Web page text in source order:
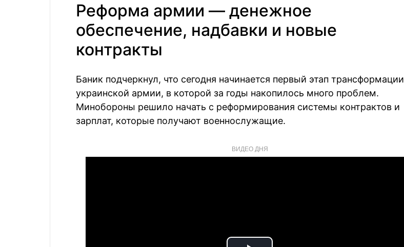
Реформа армии — денежное
обеспечение, надбавки и новые
контракты
Баник подчеркнул, что сегодня начинается первый этап трансформации
украинской армии, в которой за годы накопилось много проблем.
Минобороны решило начать с реформирования системы контрактов и
зарплат, которые получают военнослужащие.
ВИДЕО ДНЯ